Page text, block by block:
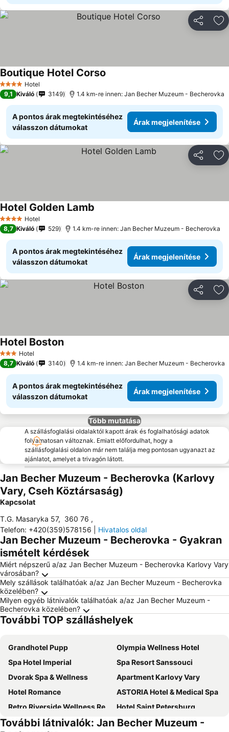
4 KategóriaHotel
Boutique Hotel Corso
9,1 Kiváló 3149 1.4 km-re innen: Jan Becher Muzeum - Becherovka
A pontos árak megtekintéséhez
válasszon dátumokat
Árak megjelenítése
4 KategóriaHotel
Hotel Golden Lamb
8,7 Kiváló 529 1.4 km-re innen: Jan Becher Muzeum - Becherovka
A pontos árak megtekintéséhez
válasszon dátumokat
Árak megjelenítése
3 Kategória
Hotel
Hotel Boston
8,7 Kiváló 3140 1.4 km-re innen: Jan Becher Muzeum - Becherovka
A pontos árak megtekintéséhez
válasszon dátumokat
Árak megjelenítése
Több mutatása
A szállásfoglalási oldalaktól kapott árak és foglalhatósági adatok
folyamatosan változnak. Emiatt előfordulhat, hogy a
szállásfoglalási oldalon már nem találja meg pontosan ugyanazt az
ajánlatot, amelyet a trivagón látott.
Jan Becher Muzeum - Becherovka (Karlovy
Vary, Cseh Köztársaság)
Kapcsolat
T.G. Masaryka 57, 360 76 ,
Telefon: +420(359)578156 Hivatalos oldal
Jan Becher Muzeum - Becherovka - Gyakran
ismételt kérdések
Miért népszerű a/az Jan Becher Muzeum - Becherovka Karlovy Vary
városában?
Mely szállások találhatóak a/az Jan Becher Muzeum - Becherovka
közelében?
Milyen egyéb látnivalók találhatóak a/az Jan Becher Muzeum -
Becherovka közelében?
További TOP szálláshelyek
Grandhotel Pupp
Olympia Wellness Hotel
Spa Hotel Imperial
Spa Resort Sanssouci
Dvorak Spa & Wellness
Apartment Karlovy Vary
Hotel Romance
ASTORIA Hotel & Medical Spa
Retro Riverside Wellness Resort
Hotel Saint Petersburg
Hotel Petr
Hotel Praga
További látnivalók: Jan Becher Muzeum -